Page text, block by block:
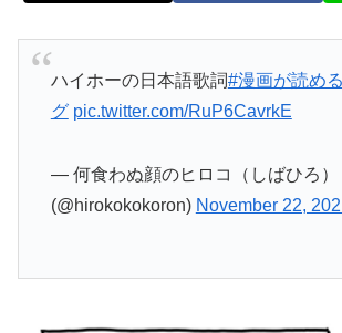
ハイホーの日本語歌詞#漫画が読め
グ pic.twitter.com/RuP6CavrkE
— 何食わぬ顔のヒロコ（しばひろ）
(@hirokokokoron) November 22,